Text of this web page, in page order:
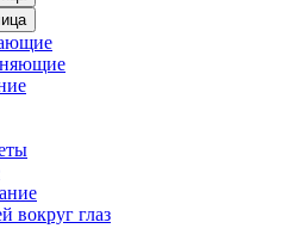
вокруг глаз